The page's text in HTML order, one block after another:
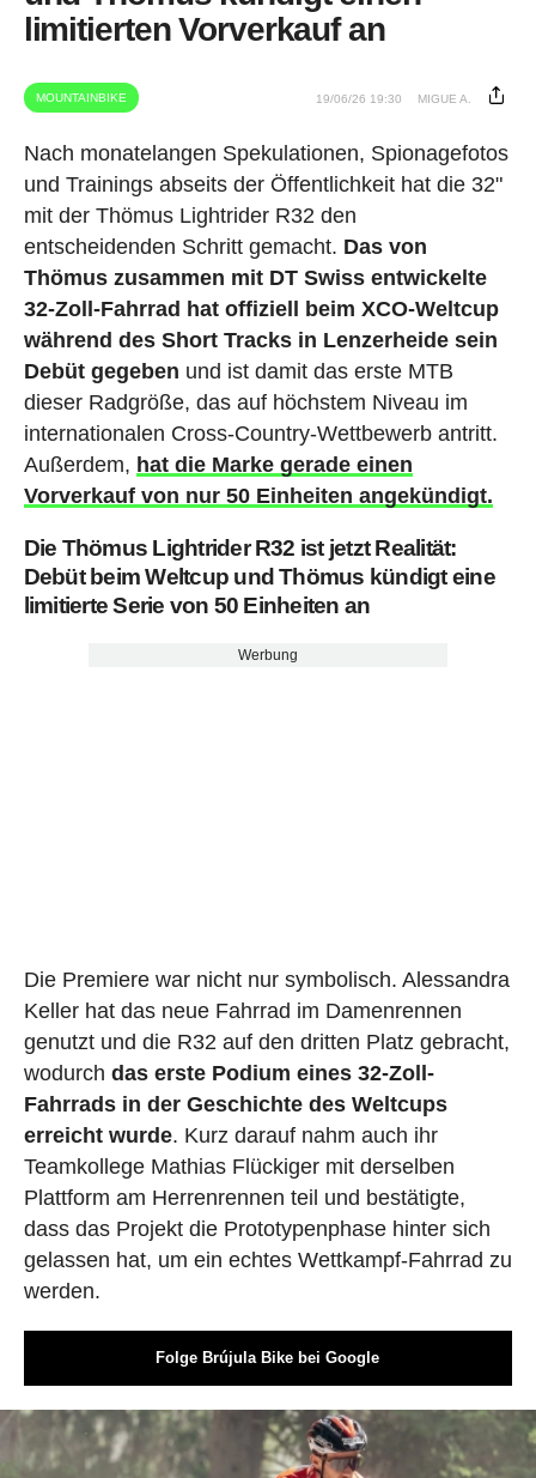
limitierten Vorverkauf an
MOUNTAINBIKE 19/06/26 19:30 MIGUE A.
Nach monatelangen Spekulationen, Spionagefotos
und Trainings abseits der Öffentlichkeit hat die 32"
mit der Thömus Lightrider R32 den
entscheidenden Schritt gemacht. Das von
Thömus zusammen mit DT Swiss entwickelte
32-Zoll-Fahrrad hat offiziell beim XCO-Weltcup
während des Short Tracks in Lenzerheide sein
Debüt gegeben und ist damit das erste MTB
dieser Radgröße, das auf höchstem Niveau im
internationalen Cross-Country-Wettbewerb antritt.
Außerdem, hat die Marke gerade einen
Vorverkauf von nur 50 Einheiten angekündigt.
Die Thömus Lightrider R32 ist jetzt Realität:
Debüt beim Weltcup und Thömus kündigt eine
limitierte Serie von 50 Einheiten an
Werbung
Die Premiere war nicht nur symbolisch. Alessandra
Keller hat das neue Fahrrad im Damenrennen
genutzt und die R32 auf den dritten Platz gebracht,
wodurch das erste Podium eines 32-Zoll-
Fahrrads in der Geschichte des Weltcups
erreicht wurde. Kurz darauf nahm auch ihr
Teamkollege Mathias Flückiger mit derselben
Plattform am Herrenrennen teil und bestätigte,
dass das Projekt die Prototypenphase hinter sich
gelassen hat, um ein echtes Wettkampf-Fahrrad zu
werden.
Folge Brújula Bike bei Google